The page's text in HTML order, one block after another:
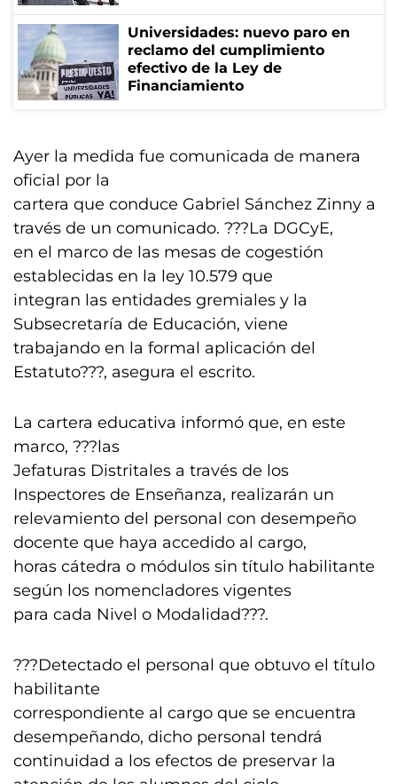
Universidades: nuevo paro en
reclamo del cumplimiento
efectivo de la Ley de
Financiamiento
Ayer la medida fue comunicada de manera
oficial por la
cartera que conduce Gabriel Sánchez Zinny a
través de un comunicado. ???La DGCyE,
en el marco de las mesas de cogestión
establecidas en la ley 10.579 que
integran las entidades gremiales y la
Subsecretaría de Educación, viene
trabajando en la formal aplicación del
Estatuto???, asegura el escrito.
La cartera educativa informó que, en este
marco, ???las
Jefaturas Distritales a través de los
Inspectores de Enseñanza, realizarán un
relevamiento del personal con desempeño
docente que haya accedido al cargo,
horas cátedra o módulos sin título habilitante
según los nomencladores vigentes
para cada Nivel o Modalidad???.
???Detectado el personal que obtuvo el título
habilitante
correspondiente al cargo que se encuentra
desempeñando, dicho personal tendrá
continuidad a los efectos de preservar la